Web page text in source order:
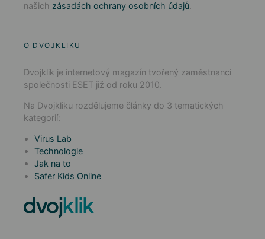
našich zásadách ochrany osobních údajů.
O DVOJKLIKU
Dvojklik je internetový magazín tvořený zaměstnanci
společnosti ESET již od roku 2010.
Na Dvojkliku rozdělujeme články do 3 tematických
kategorií:
Virus Lab
Technologie
Jak na to
Safer Kids Online